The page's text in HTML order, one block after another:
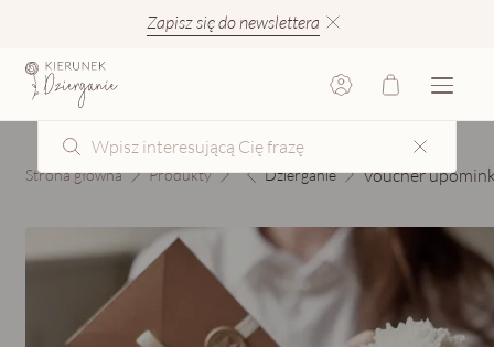
Zapisz się do newslettera
Strona główna Produkty Dzierganie Voucher